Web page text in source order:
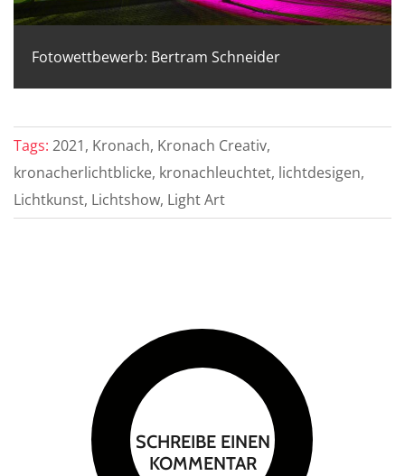
Fotowettbewerb: Bertram Schneider
Tags: 2021, Kronach, Kronach Creativ,
kronacherlichtblicke, kronachleuchtet, lichtdesigen,
Lichtkunst, Lichtshow, Light Art
SCHREIBE EINEN
KOMMENTAR